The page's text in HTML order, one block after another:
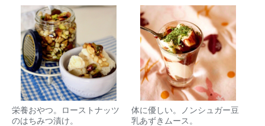
栄養おやつ。ローストナッツ
のはちみつ漬け。
体に優しい。ノンシュガー豆
乳あずきムース。